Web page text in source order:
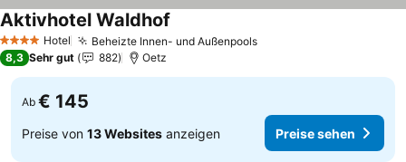
4 Sterne Hotel Beheizte Innen- und Außenpools
Aktivhotel Waldhof
8,3 Sehr gut 882 Oetz
Ab € 145
Preise von 13 Websites anzeigen Preise sehen